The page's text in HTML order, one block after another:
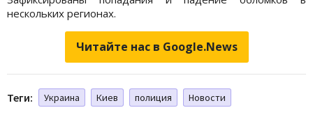
нескольких регионах.
Читайте нас в Google.News
Теги: Украина Киев полиция Новости